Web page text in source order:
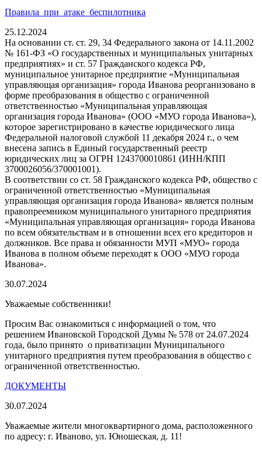
Правила_при_атаке_беспилотника
25.12.2024
На основании ст. ст. 29, 34 Федерального закона от 14.11.2002
№ 161-ФЗ «О государственных и муниципальных унитарных
предприятиях» и ст. 57 Гражданского кодекса РФ,
муниципальное унитарное предприятие «Муниципальная
управляющая организация» города Иванова реорганизовано в
форме преобразования в общество с ограниченной
ответственностью «Муниципальная управляющая
организация города Иванова» (ООО «МУО города Иванова»),
которое зарегистрировано в качестве юридического лица
Федеральной налоговой службой 11 декабря 2024 г., о чем
внесена запись в Единый государственный реестр
юридических лиц за ОГРН 1243700010861 (ИНН/КПП
3700026056/370001001).
В соответствии со ст. 58 Гражданского кодекса РФ, общество с
ограниченной ответственностью «Муниципальная
управляющая организация города Иванова» является полным
правопреемником муниципального унитарного предприятия
«Муниципальная управляющая организация» города Иванова
по всем обязательствам и в отношении всех его кредиторов и
должников. Все права и обязанности МУП «МУО» города
Иванова в полном объеме переходят к ООО «МУО города
Иванова».
30.07.2024
Уважаемые собственники!
Просим Вас ознакомиться с информацией о том, что
решением Ивановской Городской Думы № 578 от 24.07.2024
года, было принято о приватизации Муниципального
унитарного предприятия путем преобразования в общество с
ограниченной ответственностью.
ДОКУМЕНТЫ
30.07.2024
Уважаемые жители многоквартирного дома, расположенного
по адресу: г. Иваново, ул. Юношеская, д. 11!